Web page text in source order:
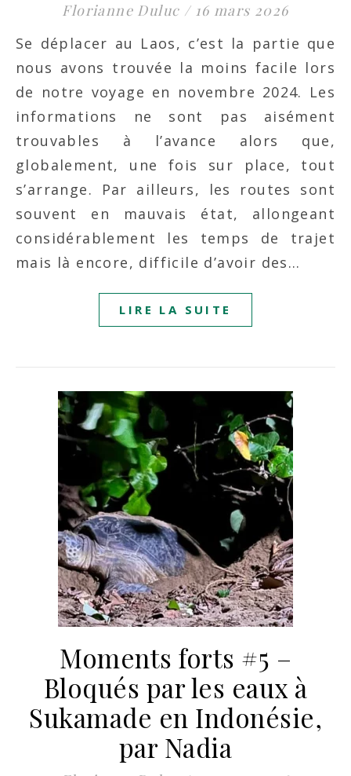
Florianne Duluc / 16 mars 2026
Se déplacer au Laos, c’est la partie que
nous avons trouvée la moins facile lors
de notre voyage en novembre 2024. Les
informations ne sont pas aisément
trouvables à l’avance alors que,
globalement, une fois sur place, tout
s’arrange. Par ailleurs, les routes sont
souvent en mauvais état, allongeant
considérablement les temps de trajet
mais là encore, difficile d’avoir des…
LIRE LA SUITE
Moments forts #5 –
Bloqués par les eaux à
Sukamade en Indonésie,
par Nadia